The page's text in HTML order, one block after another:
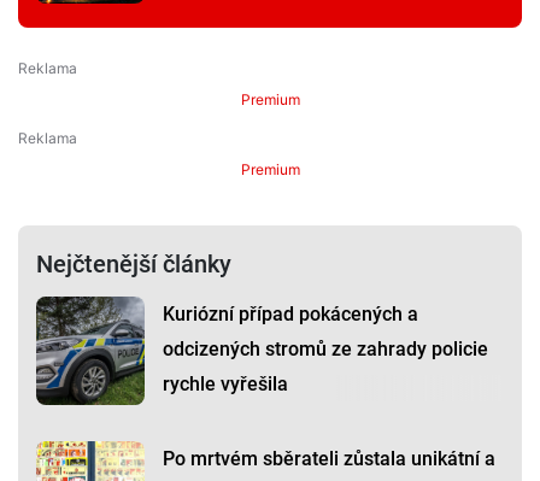
Premium
Premium
Nejčtenější články
Kuriózní případ pokácených a
odcizených stromů ze zahrady policie
rychle vyřešila
Po mrtvém sběrateli zůstala unikátní a